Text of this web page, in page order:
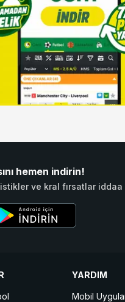
hemen indirin!
ve kral fırsatlar iddaa
YARDIM
Mobil